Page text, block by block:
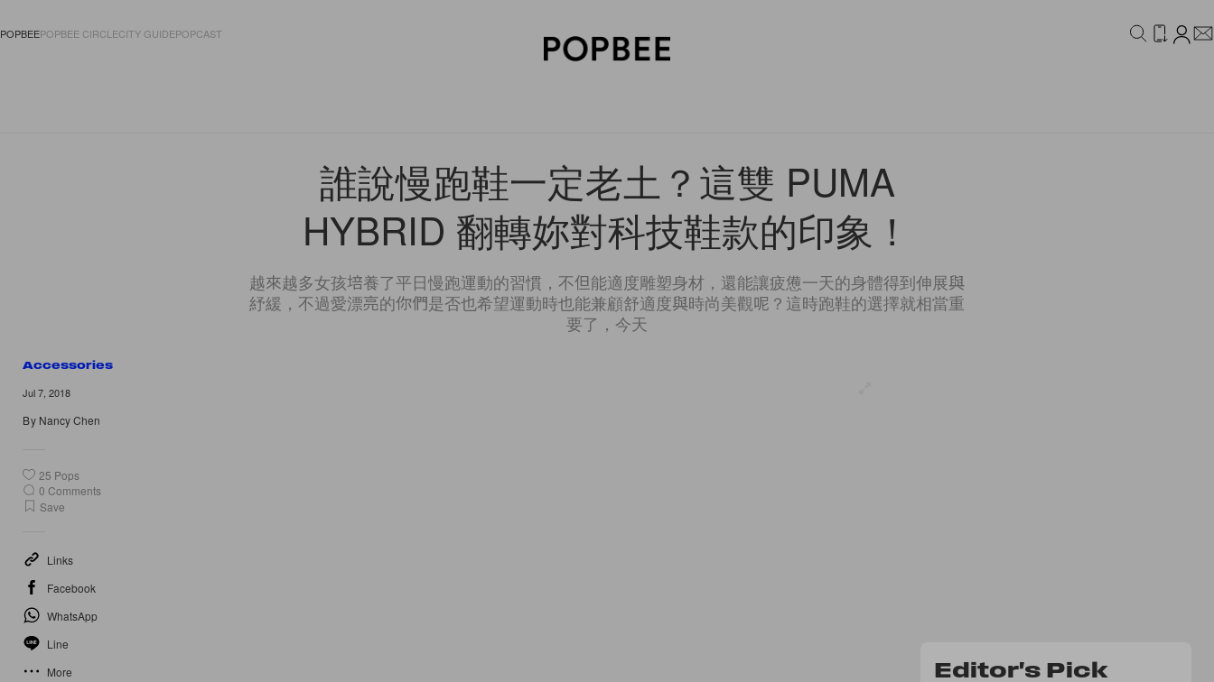
POPBEEPOPBEE CIRCLECITY GUIDEPOPCAST
誰說慢跑鞋一定老土？這雙 PUMA
HYBRID 翻轉妳對科技鞋款的印象！
越來越多女孩培養了平日慢跑運動的習慣，不但能適度雕塑身材，還能讓疲憊一天的身體得到伸展與
紓緩，不過愛漂亮的你們是否也希望運動時也能兼顧舒適度與時尚美觀呢？這時跑鞋的選擇就相當重
要了，今天
Accessories
Jul 7, 2018
By Nancy Chen
25 Pops
0 Comments
Save
Links
Facebook
WhatsApp
Line
More
Editor's Pick